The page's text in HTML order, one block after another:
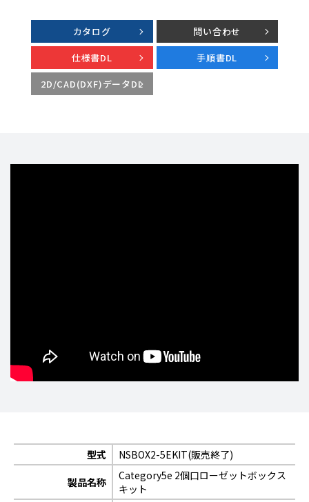
カタログ
問い合わせ
仕様書DL
手順書DL
2D/CAD(DXF)データDL
型式
NSBOX2-5EKIT(販売終了)
製品名称
Category5e 2個口ローゼットボックス
キット